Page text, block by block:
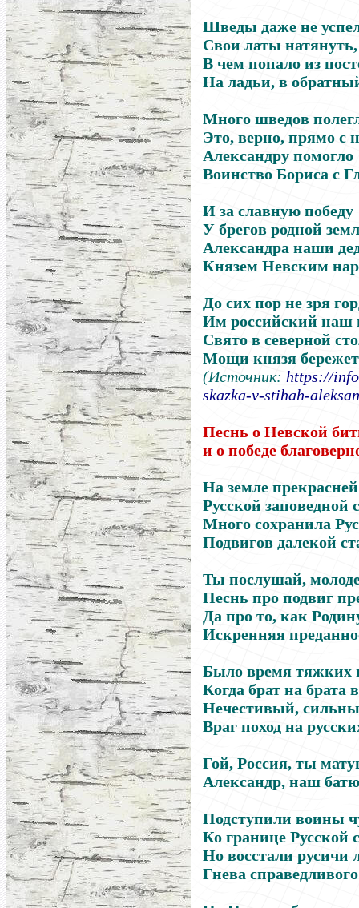
Шведы даже не
Свои латы натянуть,
В чем попало из
На ладьи, в
Много шведов
Это, верно, прямо с
Александру помогло
Воинство Бориса с
И за славную победу
У брегов родной
Александра наши
Князем Невским
До сих пор не зря
Им российский наш
Свято в северной
Мощи князя
(Источник: https://
skazka-v-stihah-
Песнь о Невской
и о победе
На земле
Русской заповедной
Много сохранила
Подвигов далекой
Ты послушай,
Песнь про подвиг
Да про то, как
Искренняя
Было время тяжких
Когда брат на брата
Нечестивый,
Враг поход на
Гой, Россия, ты
Александр, наш
Подступили воины
Ко границе Русской
Но восстали русичи
Гнева